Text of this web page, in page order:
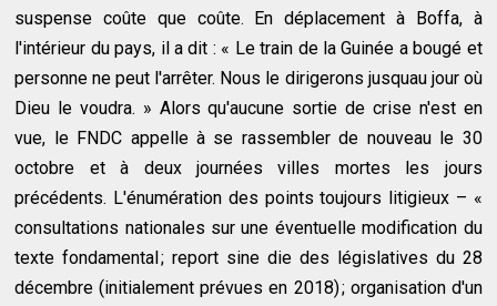
suspense coûte que coûte. En déplacement à Boffa, à
l'intérieur du pays, il a dit : « Le train de la Guinée a bougé et
personne ne peut l'arrêter. Nous le dirigerons jusquau jour où
Dieu le voudra. » Alors qu'aucune sortie de crise n'est en
vue, le FNDC appelle à se rassembler de nouveau le 30
octobre et à deux journées villes mortes les jours
précédents. L'énumération des points toujours litigieux – «
consultations nationales sur une éventuelle modification du
texte fondamental ; report sine die des législatives du 28
décembre (initialement prévues en 2018) ; organisation d'un